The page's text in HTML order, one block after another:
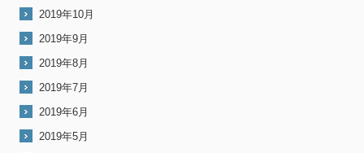
2019年10月
2019年9月
2019年8月
2019年7月
2019年6月
2019年5月